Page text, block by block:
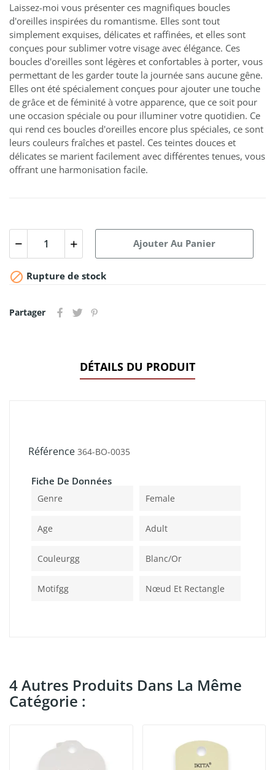
Laissez-moi vous présenter ces magnifiques boucles
d'oreilles inspirées du romantisme. Elles sont tout
simplement exquises, délicates et raffinées, et elles sont
conçues pour sublimer votre visage avec élégance. Ces
boucles d'oreilles sont légères et confortables à porter, vous
permettant de les garder toute la journée sans aucune gêne.
Elles ont été spécialement conçues pour ajouter une touche
de grâce et de féminité à votre apparence, que ce soit pour
une occasion spéciale ou pour illuminer votre quotidien. Ce
qui rend ces boucles d'oreilles encore plus spéciales, ce sont
leurs couleurs fraîches et pastel. Ces teintes douces et
délicates se marient facilement avec différentes tenues, vous
offrant une harmonisation facile.
Ajouter Au Panier
 Rupture de stock
Partager
DÉTAILS DU PRODUIT
Référence 364-BO-0035
Fiche De Données
Genre Female
Age Adult
Couleurgg Blanc/or
Motifgg Nœud Et Rectangle
4 Autres Produits Dans La Même
Catégorie :